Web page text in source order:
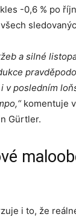
-0,6 % po
a silné
v posledním
komentuje
Gürtler.
i to, že